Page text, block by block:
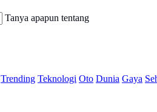
Tanya apapun tentang artikel ini...
Trending Teknologi Oto Dunia Gaya